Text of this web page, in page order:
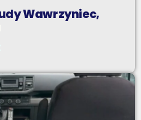
Wawrzyniec,